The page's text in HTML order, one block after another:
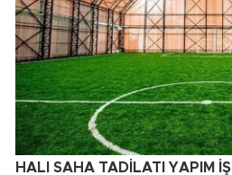
HALI SAHA TADİLATI YAPIM İŞİ